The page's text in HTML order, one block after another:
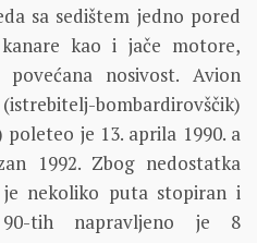
sa sedištem jedno pored
kao i jače motore,
nosivost. Avion
bombardirovščik)
je 13. aprila 1990. a
1992. Zbog nedostatka
nekoliko puta stopiran i
tih napravljeno je 8